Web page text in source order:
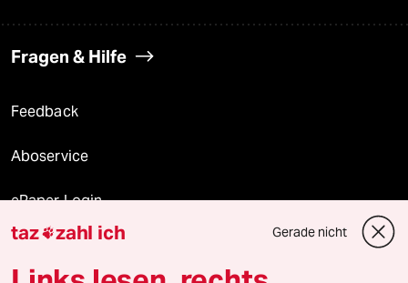
Fragen & Hilfe
Feedback
Aboservice
ePaper Login
Downloads für Abonnierende
taz zahl ich Gerade nicht